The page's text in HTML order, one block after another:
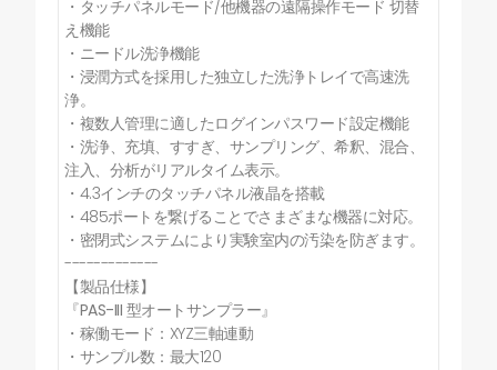
・タッチパネルモード/他機器の遠隔操作モード 切替
え機能
・ニードル洗浄機能
・浸潤方式を採用した独立した洗浄トレイで高速洗
浄。
・複数人管理に適したログインパスワード設定機能
・洗浄、充填、すすぎ、サンプリング、希釈、混合、
注入、分析がリアルタイム表示。
・4.3インチのタッチパネル液晶を搭載
・485ポートを繋げることでさまざまな機器に対応。
・密閉式システムにより実験室内の汚染を防ぎます。
-------------
【製品仕様】
『PAS-III 型オートサンプラー』
・稼働モード：XYZ三軸連動
・サンプル数：最大120